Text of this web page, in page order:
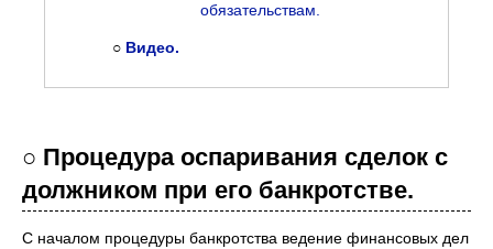
обязательствам.
○ Видео.
○ Процедура оспаривания сделок с
должником при его банкротстве.
С началом процедуры банкротства ведение финансовых дел